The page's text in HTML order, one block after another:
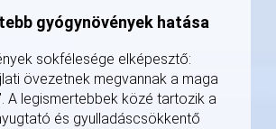
gyógynövények hatása
sokfélesége elképesztő:
övezetnek megvannak a maga
A legismertebbek közé tartozik a
és gyulladáscsökkentő